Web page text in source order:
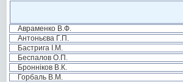
Авраменко В.Ф.
Антоньєва Г.П.
Бастрига І.М.
Беспалов О.П.
Бронніков В.К.
Горбаль В.М.